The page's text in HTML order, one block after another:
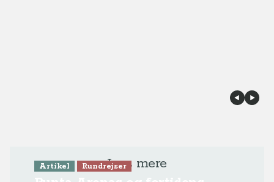
Læs mere
Artikel Rundrejser